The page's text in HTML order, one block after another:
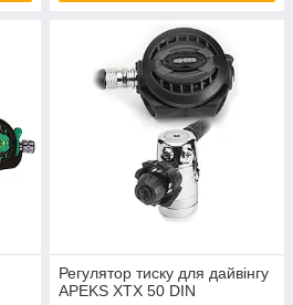
Регулятор тиску для дайвінгу
APEKS XTX 50 DIN